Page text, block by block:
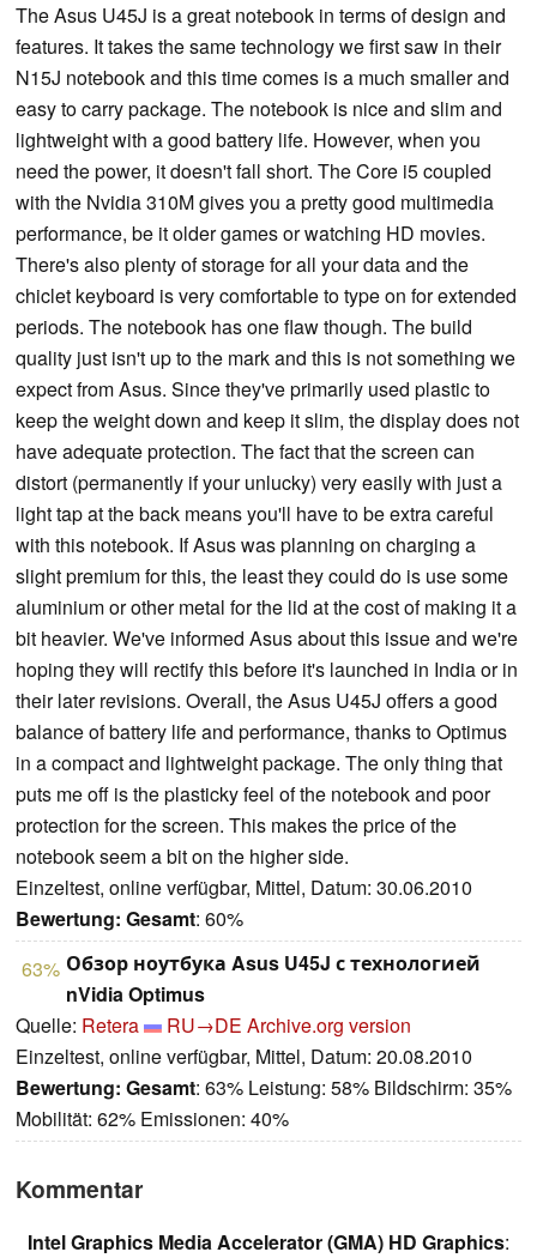
The Asus U45J is a great notebook in terms of design and
features. It takes the same technology we first saw in their
N15J notebook and this time comes is a much smaller and
easy to carry package. The notebook is nice and slim and
lightweight with a good battery life. However, when you
need the power, it doesn't fall short. The Core i5 coupled
with the Nvidia 310M gives you a pretty good multimedia
performance, be it older games or watching HD movies.
There's also plenty of storage for all your data and the
chiclet keyboard is very comfortable to type on for extended
periods. The notebook has one flaw though. The build
quality just isn't up to the mark and this is not something we
expect from Asus. Since they've primarily used plastic to
keep the weight down and keep it slim, the display does not
have adequate protection. The fact that the screen can
distort (permanently if your unlucky) very easily with just a
light tap at the back means you'll have to be extra careful
with this notebook. If Asus was planning on charging a
slight premium for this, the least they could do is use some
aluminium or other metal for the lid at the cost of making it a
bit heavier. We've informed Asus about this issue and we're
hoping they will rectify this before it's launched in India or in
their later revisions. Overall, the Asus U45J offers a good
balance of battery life and performance, thanks to Optimus
in a compact and lightweight package. The only thing that
puts me off is the plasticky feel of the notebook and poor
protection for the screen. This makes the price of the
notebook seem a bit on the higher side.
Einzeltest, online verfügbar, Mittel, Datum: 30.06.2010
Bewertung: Gesamt: 60%
63% Обзор ноутбука Asus U45J с технологией
nVidia Optimus
Quelle: Retera RU→DE Archive.org version
Einzeltest, online verfügbar, Mittel, Datum: 20.08.2010
Bewertung: Gesamt: 63% Leistung: 58% Bildschirm: 35%
Mobilität: 62% Emissionen: 40%
Kommentar
Intel Graphics Media Accelerator (GMA) HD Graphics: